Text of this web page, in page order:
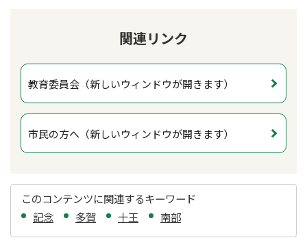
関連リンク
教育委員会（新しいウィンドウが開きます）
市民の方へ（新しいウィンドウが開きます）
このコンテンツに関連するキーワード
記念
多賀 十王 南部